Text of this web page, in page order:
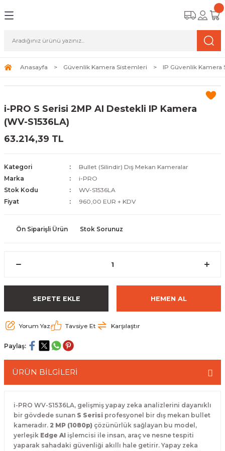
Sistemleri
Sistemleri (Network Kameraları)
ve Depolama Çözümleri
ve Bağlantı Kabloları
Kamera Lisansları
Güvenlik
Duvarı) Cihazları
Ağ Yönlendiricileri
Fi) ve Access Point Ürünleri
Antivirüs Yazılımları
ve Depolama Ürünleri
SSD
Kurtarma
Merkezi Altyapısı
Anasayfa Güvenlik Kamera Sistemleri IP Güvenlik Kamera
i-PRO S Serisi 2MP AI Destekli IP Kamera
(WV-S1536LA)
63.214,39 TL
Kategori
Bullet (Silindir) Dış Mekan Kameralar
Marka
i-PRO
Stok Kodu
WV-S1536LA
Fiyat
960,00 EUR + KDV
Ön Siparişli Ürün Stok Sorunuz
SEPETE EKLE HEMEN AL
Yorum Yaz Tavsiye Et Karşılaştır
Paylaş:
ÜRÜN BİLGİLERİ
i-PRO WV-S1536LA, gelişmiş yapay zeka analizlerini dayanıklı
bir gövdede sunan S Serisi profesyonel bir dış mekan bullet
kameradır. 2 MP (1080p) çözünürlük sağlayan bu model,
yerleşik Edge AI işlemcisi ile insan, araç ve nesne tespiti
yaparak sahadaki güvenliği akıllı hale getirir. Yapay zeka